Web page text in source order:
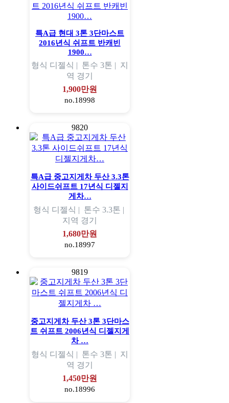
특A급 현대 3톤 3단마스트
2016년식 쉬프트 반캐빈
1900…
형식 디젤식 | 톤수 3톤 | 지
역 경기
1,900만원
no.18998
9820
특A급 중고지게차 두산 3.3톤
사이드쉬프트 17년식 디젤지
게차…
형식 디젤식 | 톤수 3.3톤 |
지역 경기
1,680만원
no.18997
9819
중고지게차 두산 3톤 3단마스
트 쉬프트 2006년식 디젤지게
차 …
형식 디젤식 | 톤수 3톤 | 지
역 경기
1,450만원
no.18996